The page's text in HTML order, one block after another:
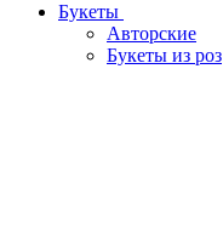
Букеты
Авторские
Букеты из роз